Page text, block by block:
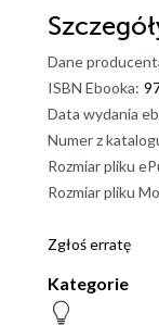
Dane
ISBN Ebooka:
Data wydania
Numer z
Rozmiar pliku
Rozmiar pliku
Zgłoś erratę
Kategorie